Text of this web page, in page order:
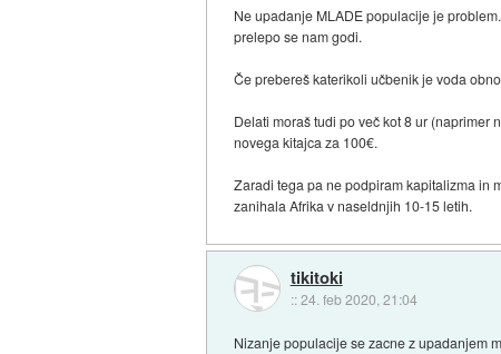
Ne upadanje MLADE populacije je
prelepo se nam godi.
Če prebereš katerikoli učbenik je voda
Delati moraš tudi po več kot 8 ur (naprimer
novega kitajca za 100€.
Zaradi tega pa ne podpiram kapitalizma in
zanihala Afrika v naseldnjih 10-15 letih.
tikitoki
::24. feb 2020, 21:04
Nizanje populacije se zacne z upadanjem